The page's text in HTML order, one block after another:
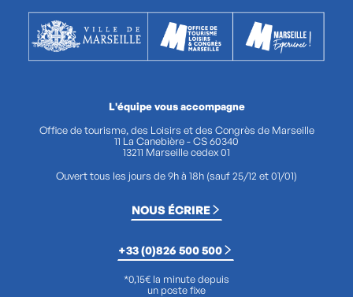
L'équipe vous accompagne
Office de tourisme, des Loisirs et des Congrès de Marseille
11 La Canebière - CS 60340
13211 Marseille cedex 01
Ouvert tous les jours de 9h à 18h (sauf 25/12 et 01/01)
NOUS ÉCRIRE
+33 (0)826 500 500
*0,15€ la minute depuis
un poste fixe